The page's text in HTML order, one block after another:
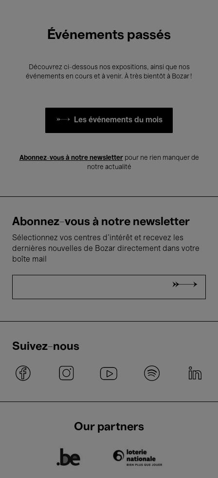
Événements passés
Découvrez ci-dessous nos expositions, ainsi que nos
événements en cours et à venir. À très bientôt à Bozar !
Les événements du mois
Abonnez-vous à notre newsletterpour ne rien manquer de
notre actualité
Abonnez-vous à notre newsletter
Sélectionnez vos centres d'intérêt et recevez les
dernières nouvelles de Bozar directement dans votre
boîte mail
Suivez-nous
Our partners